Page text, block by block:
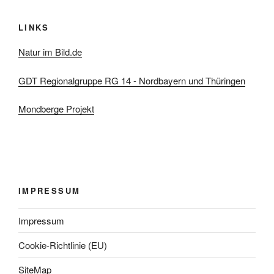
LINKS
Natur im Bild.de
GDT Regionalgruppe RG 14 - Nordbayern und Thüringen
Mondberge Projekt
IMPRESSUM
Impressum
Cookie-Richtlinie (EU)
SiteMap